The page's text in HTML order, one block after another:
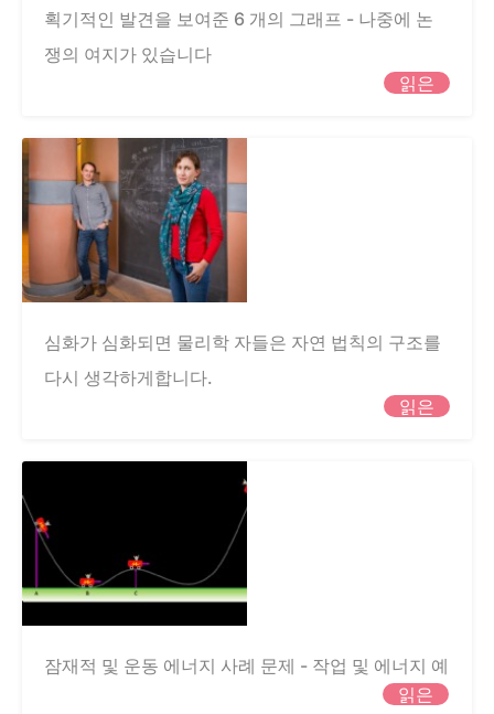
획기적인 발견을 보여준 6 개의 그래프 - 나중에 논
쟁의 여지가 있습니다
읽은
심화가 심화되면 물리학 자들은 자연 법칙의 구조를
다시 생각하게합니다.
읽은
잠재적 및 운동 에너지 사례 문제 - 작업 및 에너지 예
읽은